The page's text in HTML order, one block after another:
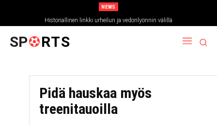
NEWS
Historiallinen linkki urheilun ja vedonlyönnin välillä
SP RTS
Pidä hauskaa myös
treenitauoilla